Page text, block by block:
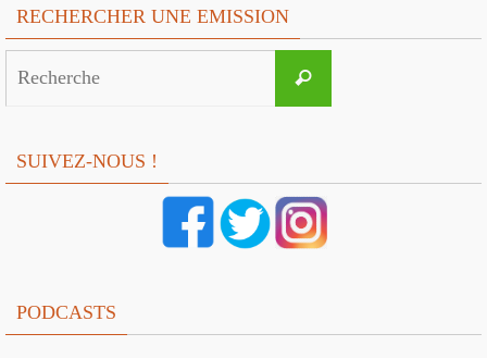
RECHERCHER UNE EMISSION
Recherche
SUIVEZ-NOUS !
PODCASTS